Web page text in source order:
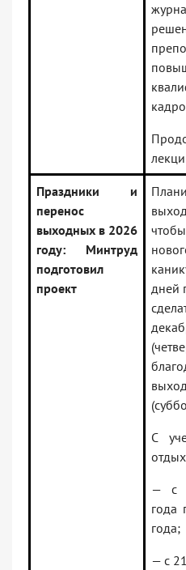
Праздники и
перенос
выходных в 2026
году: Минтруд
подготовил
проект
дней
С
— с
года
года;
— с